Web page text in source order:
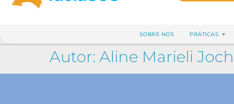
SOBRE NÓS PRÁTICAS
Autor: Aline Marieli